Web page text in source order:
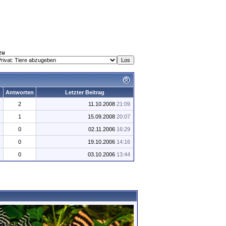
Antworten
Letzter Beitrag
2 11.10.2008 21:09
1 15.09.2008 20:07
0 02.11.2006 16:29
0 19.10.2006 14:16
0 03.10.2006 13:44